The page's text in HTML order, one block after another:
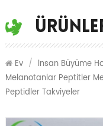
Ev / İnsan Büyüme
Melanotanlar Peptitler
Peptidler Takviyeler